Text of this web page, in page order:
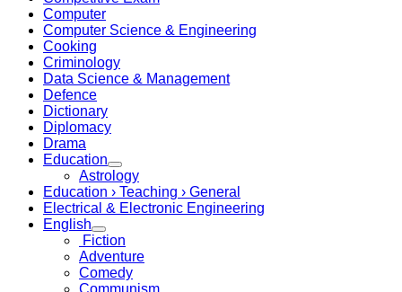
Computer
Computer Science & Engineering
Cooking
Criminology
Data Science & Management
Defence
Dictionary
Diplomacy
Drama
Education
Astrology
Education › Teaching › General
Electrical & Electronic Engineering
English
Fiction
Adventure
Comedy
Communism